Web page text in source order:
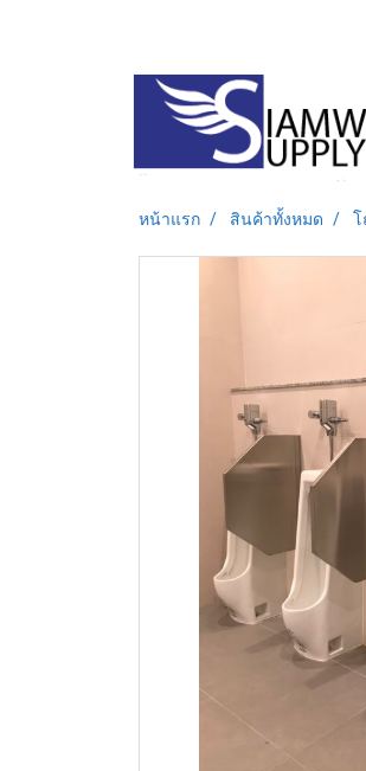
หน้าแรก สินค้าทั้งหมด โ